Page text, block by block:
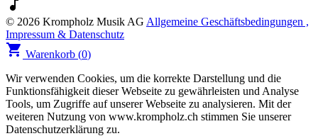
music_note
© 2026 Krompholz Musik AG Allgemeine Geschäftsbedingungen ,
Impressum & Datenschutz
shopping_cart Warenkorb (0)
Wir verwenden Cookies, um die korrekte Darstellung und die
Funktionsfähigkeit dieser Webseite zu gewährleisten und Analyse
Tools, um Zugriffe auf unserer Webseite zu analysieren. Mit der
weiteren Nutzung von www.krompholz.ch stimmen Sie unserer
Datenschutzerklärung zu.